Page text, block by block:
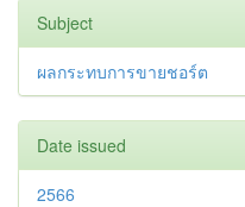
Subject
ผลกระทบการขายชอร์ต
Date issued
2566